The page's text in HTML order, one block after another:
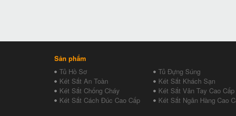
Sản phẩm
Tủ Hồ Sơ
Tủ Đựng Súng
Két Sắt An Toàn
Két Sắt Khách Sạn
Két Sắt Chống Cháy
Két Sắt Vân Tay Cao Cấp
Két Sắt Cách Đúc Cao Cấp
Két Sắt Ngân Hàng Cao